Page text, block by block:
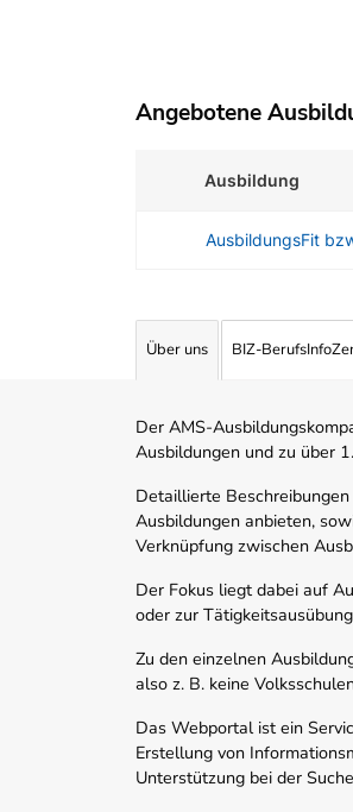
Angebotene
Ausbildung
AusbildungsFit
Über uns BIZ-
Der AMS-
Ausbildungen und zu über
Detaillierte
Ausbildungen anbieten,
Verknüpfung zwischen
Der Fokus liegt dabei auf
oder zur
Zu den einzelnen
also z. B. keine
Das Webportal ist ein
Erstellung von
Unterstützung bei der